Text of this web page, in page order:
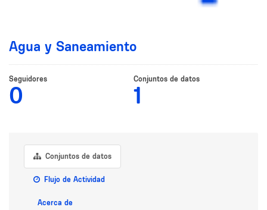
Agua y Saneamiento
Seguidores
0
Conjuntos de datos
1
Conjuntos de datos
Flujo de Actividad
Acerca de